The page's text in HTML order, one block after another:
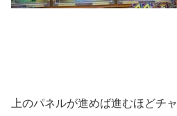
上のパネルが進めば進むほどチ